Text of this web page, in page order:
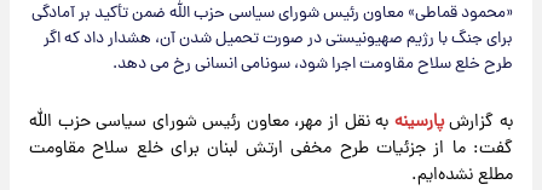
«محمود قماطی» معاون رئیس شورای سیاسی حزب الله ضمن تأکید بر آمادگی
برای جنگ با رژیم صهیونیستی در صورت تحمیل شدن آن، هشدار داد که اگر
طرح خلع سلاح مقاومت اجرا شود، سونامی انسانی رخ می دهد.
به گزارشپارسینه به نقل از مهر، معاون رئیس شورای سیاسی حزب الله
گفت: ما از جزئیات طرح مخفی ارتش لبنان برای خلع سلاح مقاومت
مطلع نشده‌ایم.